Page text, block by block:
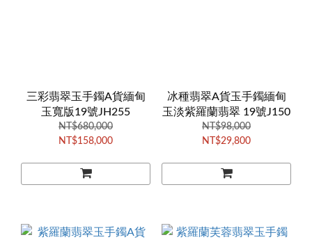
三彩翡翠玉手鐲A貨緬甸
玉寬版19號JH255
NT$680,000
NT$158,000
冰種翡翠A貨玉手鐲緬甸
玉淡紫羅蘭翡翠 19號J150
NT$98,000
NT$29,800